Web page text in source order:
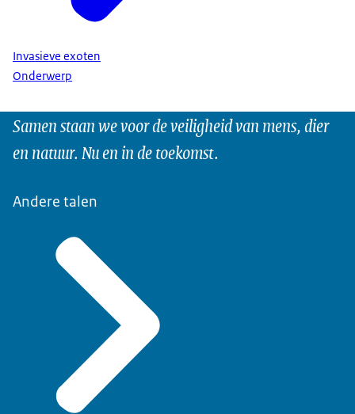
Invasieve exoten
Onderwerp
Samen staan we voor de veiligheid van mens, dier
en natuur. Nu en in de toekomst.
Andere talen